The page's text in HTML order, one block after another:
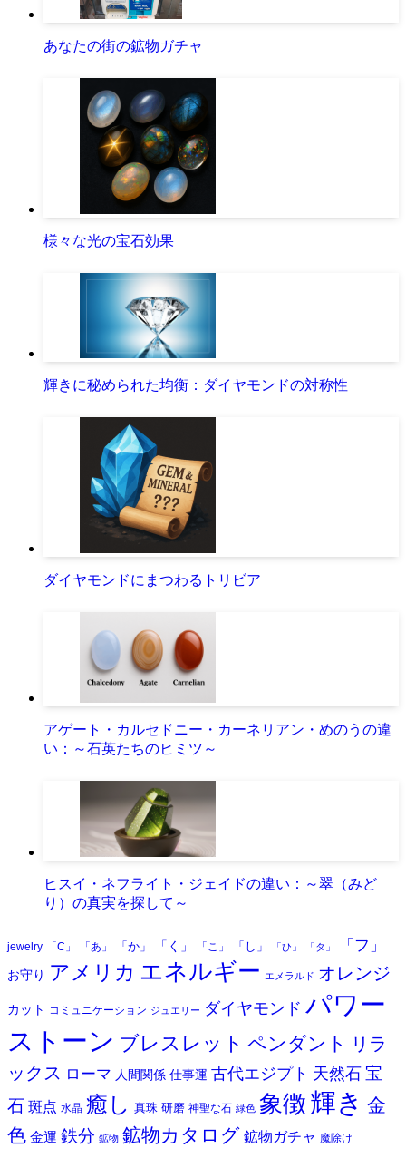
あなたの街の鉱物ガチャ
様々な光の宝石効果
輝きに秘められた均衡：ダイヤモンドの対称性
ダイヤモンドにまつわるトリビア
アゲート・カルセドニー・カーネリアン・めのうの違
い：～石英たちのヒミツ～
ヒスイ・ネフライト・ジェイドの違い：～翠（みど
り）の真実を探して～
jewelry 「C」 「あ」 「か」 「く」 「こ」 「し」 「ひ」 「タ」 「フ」
お守り アメリカ エネルギー エメラルド オレンジ
カット コミュニケーション ジュエリー ダイヤモンド パワー
ストーン ブレスレット ペンダント
リラ
ックス ローマ 人間関係 仕事運 古代エジプト 天然石 宝
石 斑点 水晶 癒し 真珠 研磨 神聖な石 緑色 象徴 輝き 金
色 金運 鉄分 鉱物 鉱物カタログ 鉱物ガチャ 魔除け